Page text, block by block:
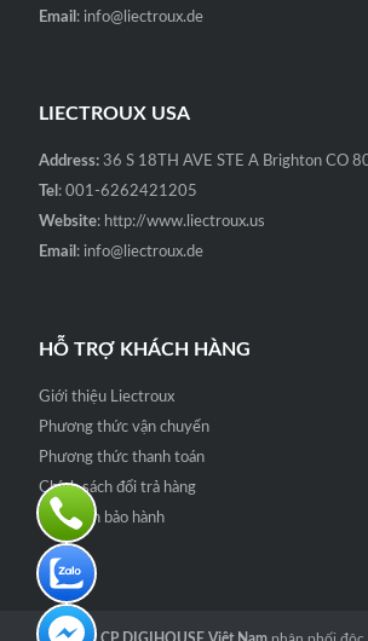
Email : info@liectroux.de
LIECTROUX USA
Address: 36 S 18TH AVE STE A Brighton CO
Tel : 001-6262421205
Website: http://www.liectroux.us
Email : info@liectroux.de
HỖ TRỢ KHÁCH HÀNG
Giới thiệu Liectroux
Phương thức vận chuyển
Phương thức thanh toán
Chính sách đổi trả hàng
Quy định bảo hành